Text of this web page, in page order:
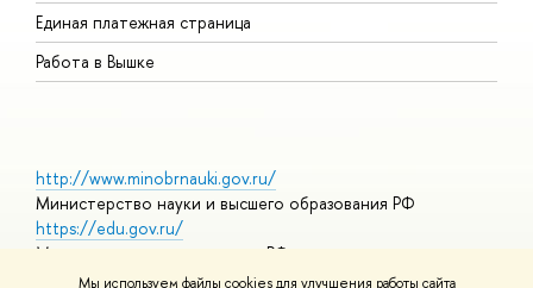
Мы используем файлы cookies для улучшения работы сайта
Единая платежная страница
Работа в Вышке
http://www.minobrnauki.gov.ru/
Министерство науки и высшего образования РФ
https://edu.gov.ru/
Министерство просвещения РФ
https://elearning.hse.ru/mooc